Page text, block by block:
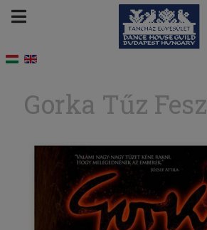
Gorka Tűz